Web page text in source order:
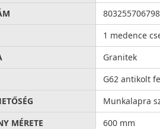
1 medence
Granitek
G62 antikolt
Munkalapra
MÉRETE
600 mm